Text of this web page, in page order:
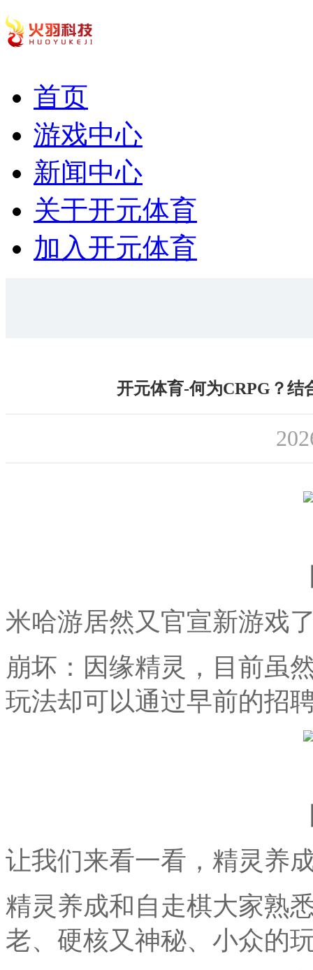
首页
游戏中心
新闻中心
关于开元体育
加入开元体育
开元体育-何为CRPG？结
米哈游居然又官宣新游戏
崩坏：因缘精灵，目前虽
玩法却可以通过早前的招
让我们来看一看，精灵养
精灵养成和自走棋大家熟
老、硬核又神秘、小众的